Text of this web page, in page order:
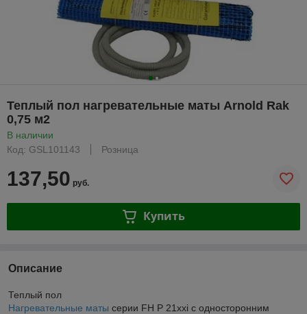
Теплый пол нагревательные маты Arnold Rak
0,75 м2
В наличии
Код: GSL101143
Розница
137,50 руб.
Купить
Описание
Теплый пол
Нагревательные маты серии FH P 21xxi с односторонним